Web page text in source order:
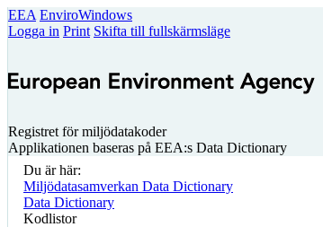
EEA EnviroWindows
Logga in Print Skifta till fullskärmsläge
Registret för miljödatakoder
Applikationen baseras på EEA:s Data Dictionary
Du är här:
Miljödatasamverkan Data Dictionary
Data Dictionary
Kodlistor